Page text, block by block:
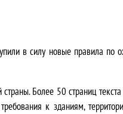
в силу новые правила по
Более 50 страниц
к зданиям,